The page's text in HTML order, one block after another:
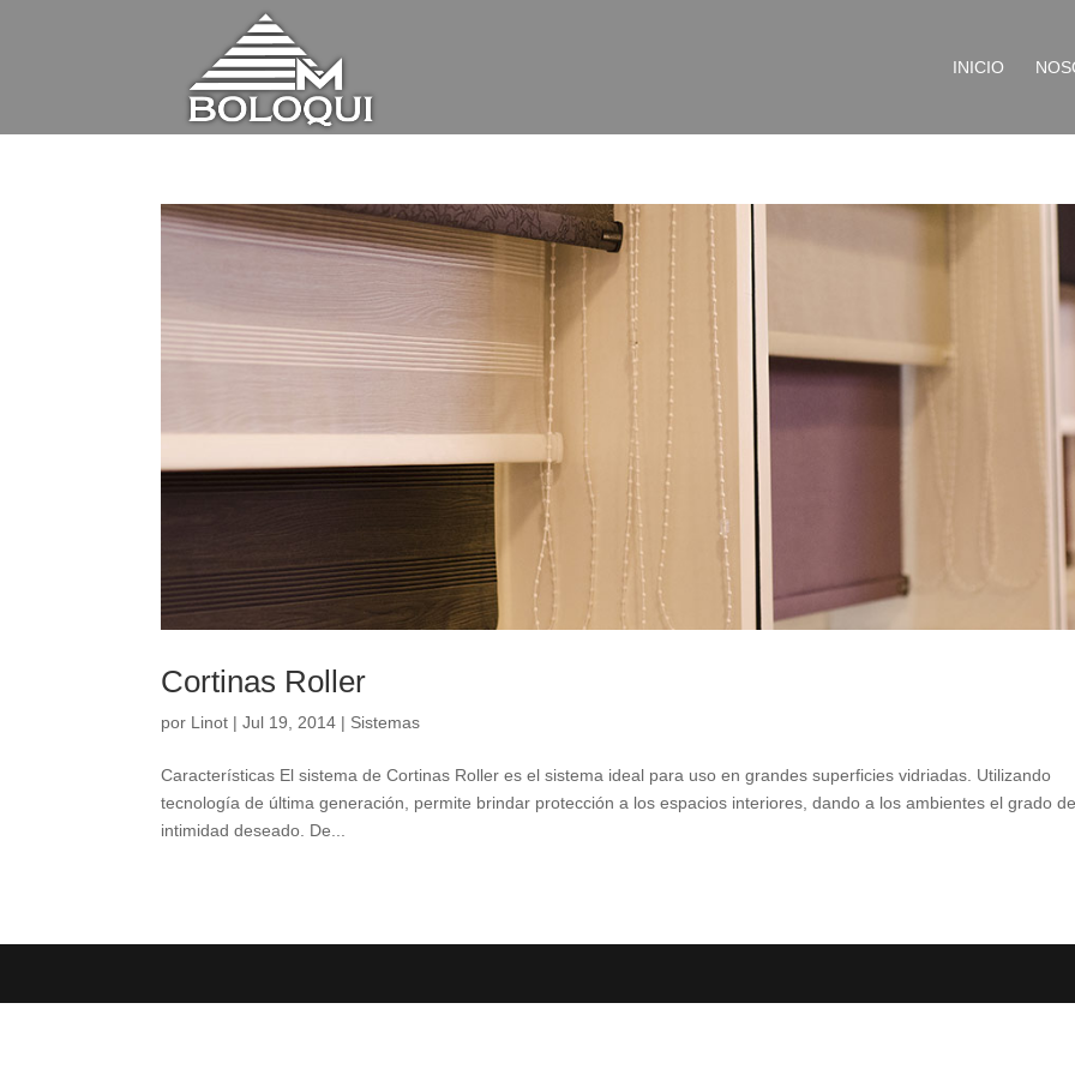
INICIO
Cortinas Roller
por Linot |Jul 19, 2014 | Sistemas
Características El sistema de Cortinas Roller es el sistema ideal para uso en grandes superficies vidriadas. Utilizando
tecnología de última generación, permite brindar protección a los espacios interiores, dando a los ambientes el grado
intimidad deseado. De...